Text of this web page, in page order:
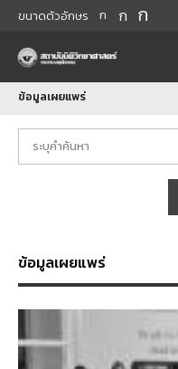
ขนาดตัวอักษร ก ก ก
ข้อมูลเผยแพร่
ข้อมูลเผยแพร่